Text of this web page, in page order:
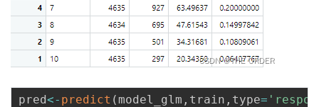
pred<- predict ( model_glm , train , type=